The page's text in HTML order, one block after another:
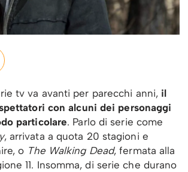
tv va avanti per parecchi anni, il
con alcuni dei personaggi
particolare. Parlo di serie come
, arrivata a quota 20 stagioni e
o The Walking Dead, fermata alla
11. Insomma, di serie che durano